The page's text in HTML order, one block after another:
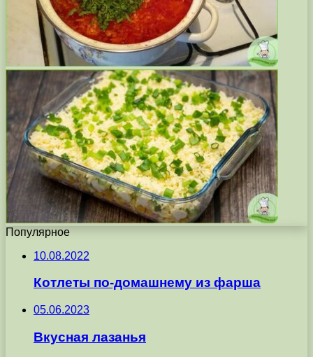
Популярное
10.08.2022
Котлеты по-домашнему из фарша
05.06.2023
Вкусная лазанья